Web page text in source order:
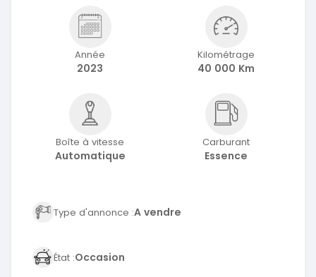
Année
2023
Kilométrage
40 000 Km
Boîte à vitesse
Automatique
Carburant
Essence
Type d'annonce :A vendre
État :Occasion